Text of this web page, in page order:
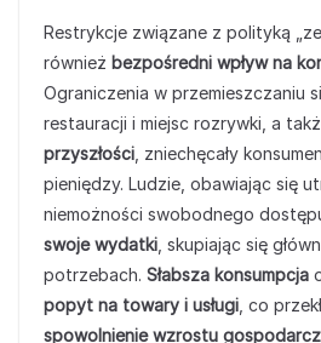
Restrykcje związane z polityką
również bezpośredni wpływ na
Ograniczenia w przemieszczaniu
restauracji i miejsc rozrywki, a
przyszłości , zniechęcały
pieniędzy. Ludzie, obawiając się
niemożności swobodnego
swoje wydatki , skupiając się
potrzebach. Słabsza konsumpcja
popyt na towary i usługi , co
spowolnienie wzrostu